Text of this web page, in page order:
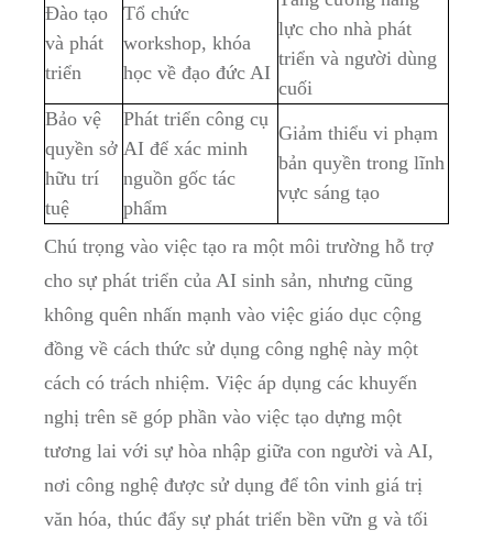
Đào tạo
và phát
triển
Tổ chức
workshop, khóa
học về đạo đức AI
lực cho nhà phát
triển và người dùng
cuối
Bảo vệ
quyền sở
hữu trí
tuệ
Phát triển công cụ
AI để xác minh
nguồn gốc tác
phẩm
Giảm thiểu vi phạm
bản quyền trong lĩnh
vực sáng tạo
Chú trọng vào việc tạo ra một môi trường hỗ trợ
cho sự phát triển của AI sinh sản, nhưng cũng
không quên nhấn mạnh vào việc giáo dục cộng
đồng về cách thức sử dụng công nghệ này một
cách có trách nhiệm. Việc áp dụng các khuyến
nghị trên sẽ góp phần vào việc tạo dựng một
tương lai với sự hòa nhập giữa con người và AI,
nơi công nghệ được sử dụng để tôn vinh giá trị
văn hóa, thúc đẩy sự phát triển bền vữn g và tối